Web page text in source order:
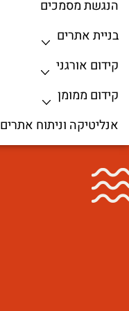
הנגשת מסמכים
בניית אתרים
קידום אורגני
קידום ממומן
אנליטיקה וניתוח אתרים